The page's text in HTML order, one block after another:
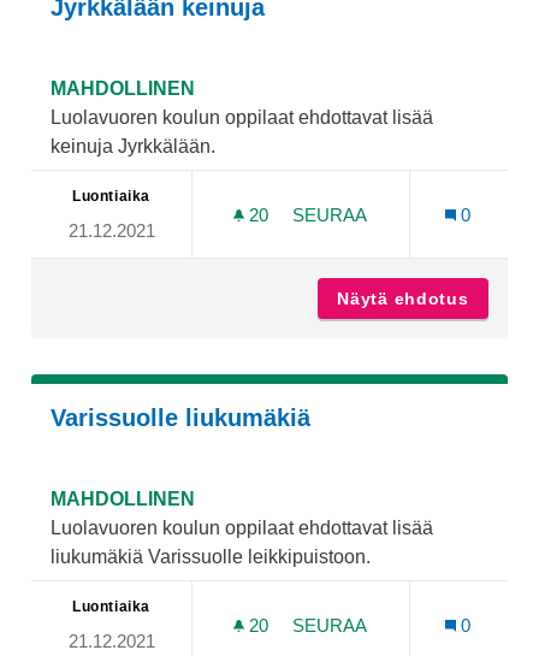
Jyrkkälään keinuja
MAHDOLLINEN
Luolavuoren koulun oppilaat ehdottavat lisää
keinuja Jyrkkälään.
Luontiaika
21.12.2021
20 20 SEURAAJAA
SEURAA
0
Näytä ehdotus
Varissuolle liukumäkiä
MAHDOLLINEN
Luolavuoren koulun oppilaat ehdottavat lisää
liukumäkiä Varissuolle leikkipuistoon.
Luontiaika
21.12.2021
20 20 SEURAAJAA
SEURAA
0